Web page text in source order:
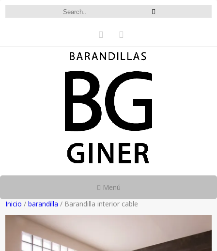
Menú
Inicio /barandilla / Barandilla interior cable